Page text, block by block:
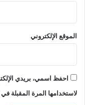
الموقع الإلكتروني
احفظ اسمي، بريدي
لاستخدامها المرة المقبلة